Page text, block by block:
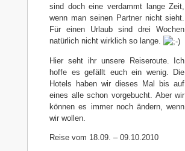
sind doch eine verdammt lange Zeit,
wenn man seinen Partner nicht sieht.
Für einen Urlaub sind drei Wochen
natürlich nicht wirklich so lange.
Hier seht ihr unsere Reiseroute. Ich
hoffe es gefällt euch ein wenig. Die
Hotels haben wir dieses Mal bis auf
eines alle schon vorgebucht. Aber wir
können es immer noch ändern, wenn
wir wollen.
Reise vom 18.09. – 09.10.2010